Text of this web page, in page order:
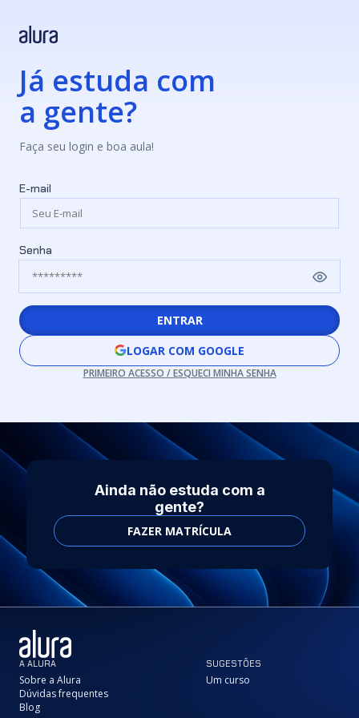
Já estuda com
a gente?
Faça seu login e boa aula!
E-mail
Senha
ENTRAR
LOGAR COM GOOGLE
PRIMEIRO ACESSO / ESQUECI MINHA SENHA
Ainda não estuda com a
gente?
FAZER MATRÍCULA
A ALURA
Sobre a Alura
Dúvidas frequentes
Blog
SUGESTÕES
Um curso